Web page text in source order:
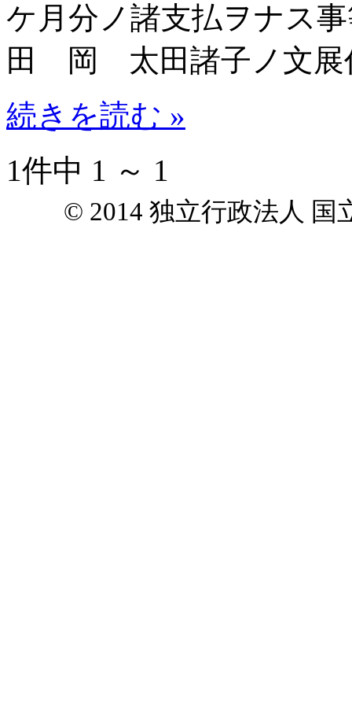
ケ月分ノ諸支払ヲナス
田 岡 太田諸子ノ文展
続きを読む »
1件中 1 ～ 1
© 2014 独立行政法人 国